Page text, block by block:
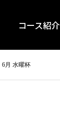
コース紹介
6月 水曜杯